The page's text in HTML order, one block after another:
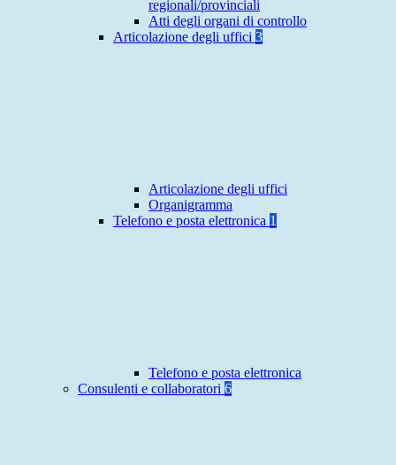
regionali/provinciali
Atti degli organi di controllo
Articolazione degli uffici 3
Articolazione degli uffici
Organigramma
Telefono e posta elettronica 1
Telefono e posta elettronica
Consulenti e collaboratori 6